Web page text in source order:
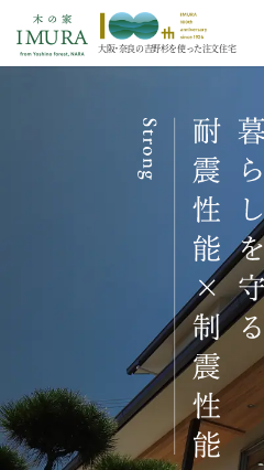
大阪・奈良の吉野杉を使った注文住宅